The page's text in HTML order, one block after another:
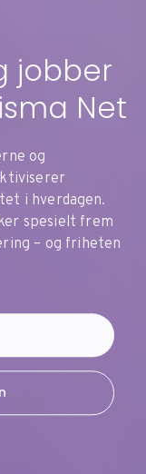
jobber
Net
og
i hverdagen.
spesielt frem
– og friheten